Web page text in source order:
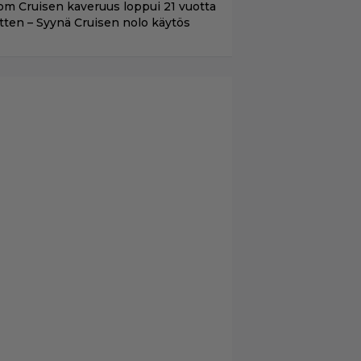
Cruisen kaveruus loppui 21 vuotta
– Syynä Cruisen nolo käytös